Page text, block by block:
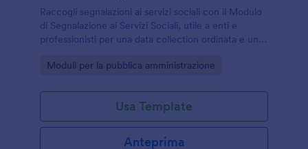
Raccogli segnalazioni ai servizi sociali con il Modulo
di Segnalazione ai Servizi Sociali, utile a enti e
professionisti per una data collection ordinata e una
Go to Category:
Moduli per la pubblica amministrazione
Usa Template
Anteprima